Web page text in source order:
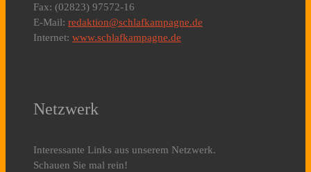
Fax: (02823) 97572-16
E-Mail: redaktion@schlafkampagne.de
Internet: www.schlafkampagne.de
Netzwerk
Interessante Links aus unserem Netzwerk.
Schauen Sie mal rein!